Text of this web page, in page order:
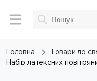
Головна Товари до
Набір латексних